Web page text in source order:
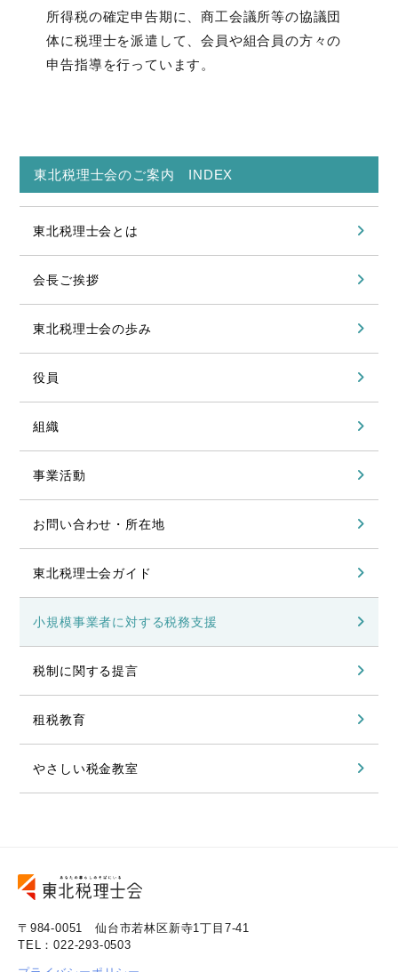
所得税の確定申告期に、商工会議所等の協議団
体に税理士を派遣して、会員や組合員の方々の
申告指導を行っています。
東北税理士会のご案内 INDEX
東北税理士会とは
会長ご挨拶
東北税理士会の歩み
役員
組織
事業活動
お問い合わせ・所在地
東北税理士会ガイド
小規模事業者に対する税務支援
税制に関する提言
租税教育
やさしい税金教室
〒984-0051 仙台市若林区新寺1丁目7-41
TEL：022-293-0503